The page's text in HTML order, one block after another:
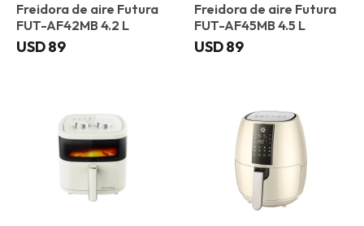
Freidora de aire Futura
FUT-AF42MB 4.2 L
USD89
Freidora de aire Futura
FUT-AF45MB 4.5 L
USD89